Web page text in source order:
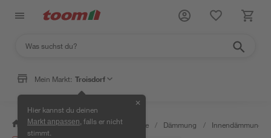
Mein Markt: Troisdorf
Hier kannst du deinen
Markt anpassen , falls er nicht
stimmt.
✕
/ Bauen & Renovieren / Baustoffe / Dämmung / Innendämmung